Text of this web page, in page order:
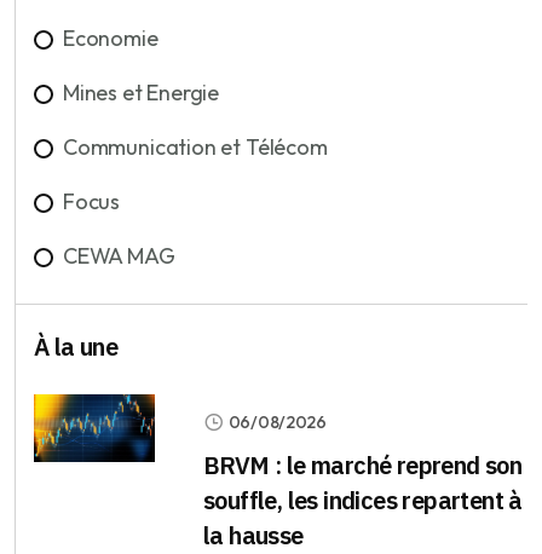
Economie
Mines et Energie
Communication et Télécom
Focus
CEWA MAG
À la une
06/08/2026
BRVM : le marché reprend son
souffle, les indices repartent à
la hausse